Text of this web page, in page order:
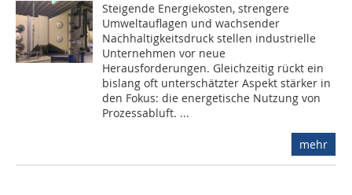
Steigende Energiekosten, strengere
Umweltauflagen und wachsender
Nachhaltigkeitsdruck stellen industrielle
Unternehmen vor neue
Herausforderungen. Gleichzeitig rückt ein
bislang oft unterschätzter Aspekt stärker in
den Fokus: die energetische Nutzung von
Prozessabluft. ...
mehr